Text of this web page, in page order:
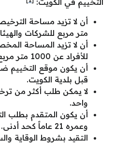
متر مربع للشركات
أن لا تزيد المساحة
للأفراد عن 1000 متر مربع لكل ترخيص.
أن يكون موقع التخييم
قبل بلدية الكويت.
لا يمكن طلب أكثر من
واحد.
أن يكون المتقدم بطلب
وعمره 21 عاماً كحد أدنى.
التقيد بشروط الوقاية